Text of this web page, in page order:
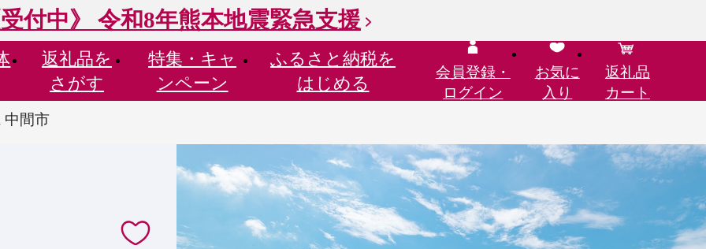
付中》 令和8年熊本地震緊急支援
返礼品を
さがす
特集・ キャ
ンペーン
ふるさと納税を
はじめる
会員登録・
ログイン
お気に
入り
返礼品
カート
中間市